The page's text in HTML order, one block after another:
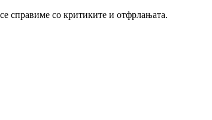
справиме со критиките и отфрлањата.